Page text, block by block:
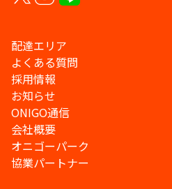
配達エリア
よくある質問
採用情報
お知らせ
ONIGO通信
会社概要
オニゴーパーク
協業パートナー